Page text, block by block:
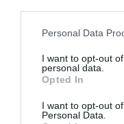
Please note that this
not limited to your visit
grant or deny consent
use your data for
consent section.
Personal Data
I want to opt-out
personal data.
Opted In
I want to opt-out
Personal Data.